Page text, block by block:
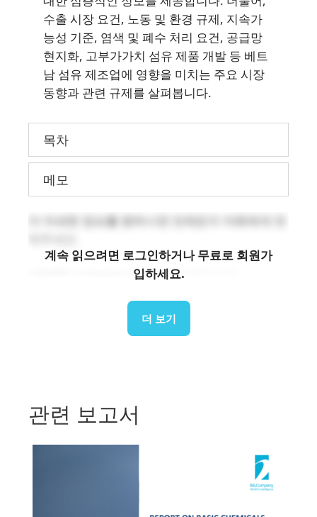
수출 시장 요건, 노동 및 환경 규제, 지속가
능성 기준, 염색 및 폐수 처리 요건, 공급망
현지화, 고부가가치 섬유 제품 개발 등 베트
남 섬유 제조업에 영향을 미치는 주요 시장
동향과 관련 규제를 살펴봅니다.
목차
메모
더 자세한 정보를 원하시면 언제든지 저희에게 연
info@b-company.jp(+84) 24 3978 5165
계속 읽으려면 로그인하거나 무료로 회원가
입하세요.
더 보기
관련 보고서